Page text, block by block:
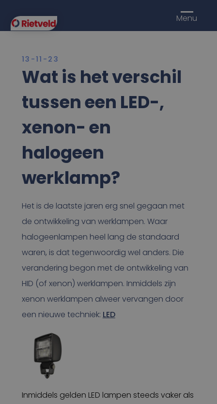
Menu
13-11-23
Wat is het verschil
tussen een LED-,
xenon- en
halogeen
werklamp?
Het is de laatste jaren erg snel gegaan met
de ontwikkeling van werklampen. Waar
halogeenlampen heel lang de standaard
waren, is dat tegenwoordig wel anders. Die
verandering begon met de ontwikkeling van
HID (of xenon) werklampen. Inmiddels zijn
xenon werklampen alweer vervangen door
een nieuwe techniek: LED
Inmiddels gelden LED lampen steeds vaker als